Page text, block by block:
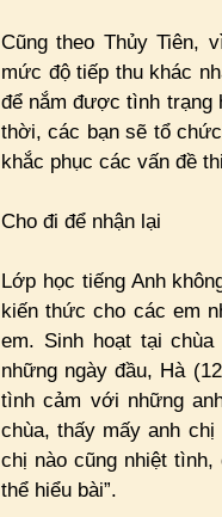
Cũng theo Thủy Tiên,
mức độ tiếp thu khác
để nắm được tình trạng
thời, các bạn sẽ tổ
khắc phục các vấn đề
Cho đi để nhận lại
Lớp học tiếng Anh
kiến thức cho các em
em. Sinh hoạt tại
những ngày đầu, Hà
tình cảm với những
chùa, thấy mấy anh
chị nào cũng nhiệt
thể hiểu bài”.